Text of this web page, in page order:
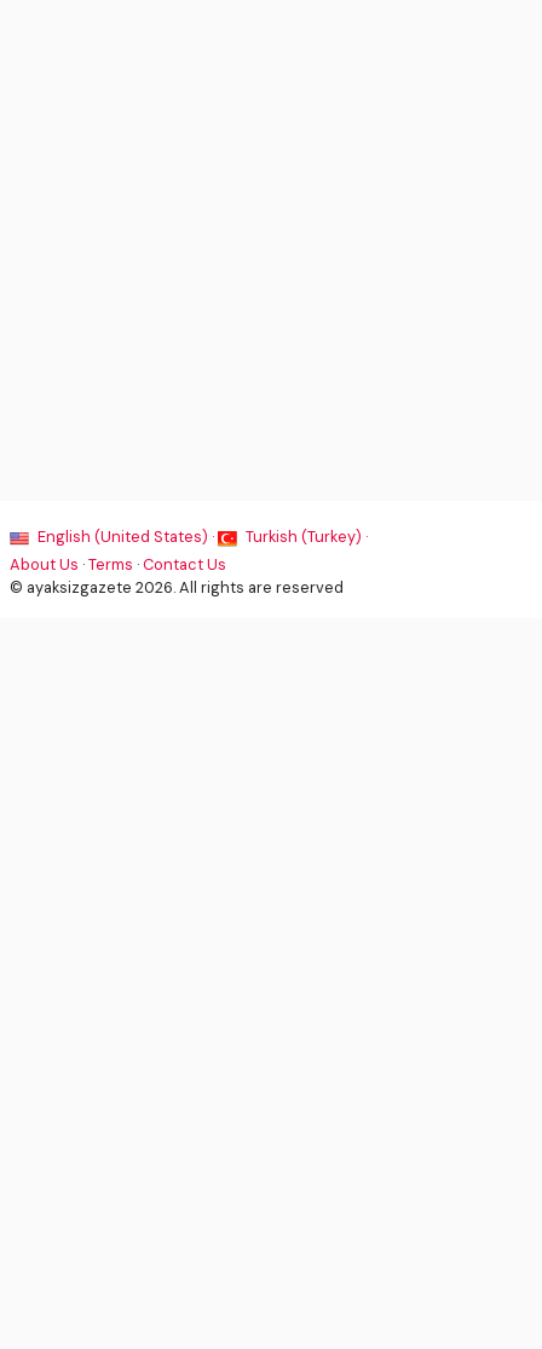
English (United States) ·
Turkish (Turkey) ·
About Us ·Terms ·Contact Us
© ayaksizgazete 2026. All rights are reserved